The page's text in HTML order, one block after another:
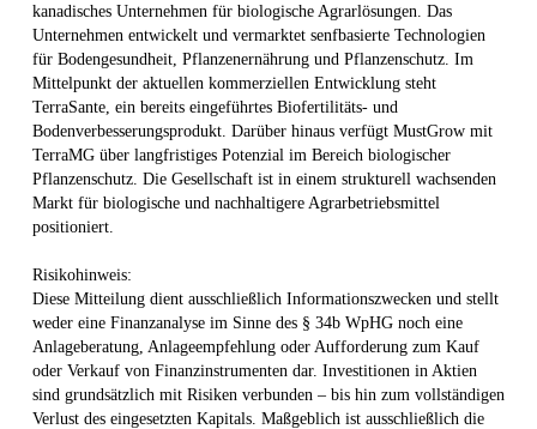
kanadisches Unternehmen für biologische Agrarlösungen. Das
Unternehmen entwickelt und vermarktet senfbasierte Technologien
für Bodengesundheit, Pflanzenernährung und Pflanzenschutz. Im
Mittelpunkt der aktuellen kommerziellen Entwicklung steht
TerraSante, ein bereits eingeführtes Biofertilitäts- und
Bodenverbesserungsprodukt. Darüber hinaus verfügt MustGrow mit
TerraMG über langfristiges Potenzial im Bereich biologischer
Pflanzenschutz. Die Gesellschaft ist in einem strukturell wachsenden
Markt für biologische und nachhaltigere Agrarbetriebsmittel
positioniert.
Risikohinweis:
Diese Mitteilung dient ausschließlich Informationszwecken und stellt
weder eine Finanzanalyse im Sinne des § 34b WpHG noch eine
Anlageberatung, Anlageempfehlung oder Aufforderung zum Kauf
oder Verkauf von Finanzinstrumenten dar. Investitionen in Aktien
sind grundsätzlich mit Risiken verbunden – bis hin zum vollständigen
Verlust des eingesetzten Kapitals. Maßgeblich ist ausschließlich die